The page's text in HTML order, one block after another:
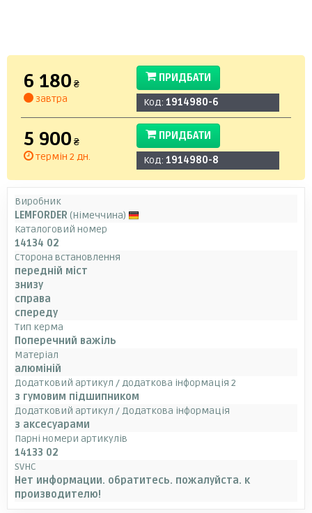
6 180 ₴
завтра
ПРИДБАТИ
Код: 1914980-6
5 900 ₴
термін 2 дн.
ПРИДБАТИ
Код: 1914980-8
Виробник
LEMFORDER (Німеччина)
Каталоговий номер
14134 02
Сторона встановлення
передній міст
знизу
справа
спереду
Тип керма
Поперечний важіль
Матеріал
алюміній
Додатковий артикул / додаткова інформація 2
з гумовим підшипником
Додатковий артикул / Додаткова інформація
з аксесуарами
Парні номери артикулів
14133 02
SVHC
Нет информации. обратитесь. пожалуйста. к
производителю!